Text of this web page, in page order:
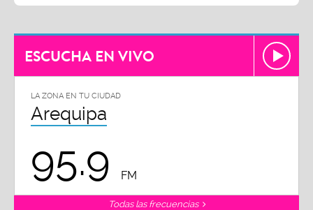
ESCUCHA EN VIVO
LA ZONA EN TU CIUDAD
Arequipa
95.9 FM
Todas las frecuencias